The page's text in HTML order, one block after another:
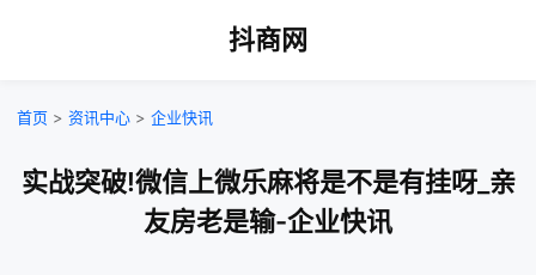
抖商网
首页 > 资讯中心 > 企业快讯
实战突破!微信上微乐麻将是不是有挂呀_亲
友房老是输-企业快讯